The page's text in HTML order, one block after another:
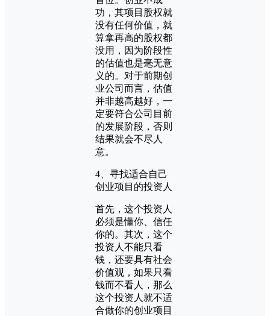
功，其项目股权就
没有任何价值，就
算拿再高的股权都
没用，因为阶段性
的估值也是毫无意
义的。对于前期创
业公司而言，估值
并非越高越好，一
定要符合公司目前
的发展阶段，否则
结果就会不尽人
意。
4、寻找适合自己
创业项目的投资人
首先，这个投资人
必须是懂你、信任
你的。其次，这个
投资人不能只看
钱，还要具有社会
价值观，如果只看
钱而不看人，那么
这个投资人就不适
合做你的创业项目